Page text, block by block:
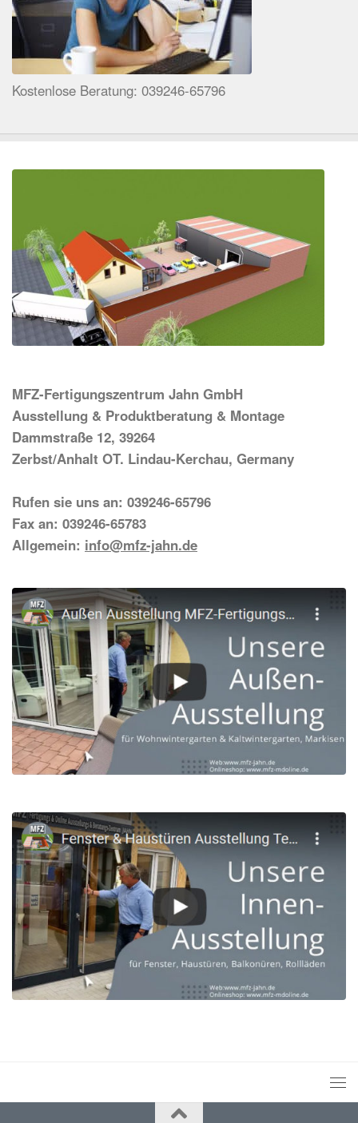
Kostenlose Beratung: 039246-65796
MFZ-Fertigungszentrum Jahn GmbH
Ausstellung & Produktberatung & Montage
Dammstraße 12, 39264
Zerbst/Anhalt OT. Lindau-Kerchau, Germany
Rufen sie uns an: 039246-65796
Fax an: 039246-65783
Allgemein: info@mfz-jahn.de